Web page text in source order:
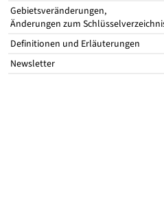
Gebietsveränderungen,
Änderungen zum
Definitionen und Erläuterungen
Newsletter